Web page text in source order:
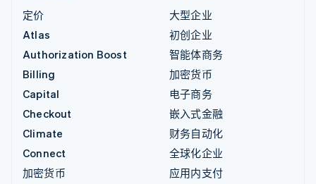
定价
Atlas
Authorization Boost
Billing
Capital
Checkout
Climate
Connect
加密货币
大型企业
初创企业
智能体商务
加密货币
电子商务
嵌入式金融
财务自动化
全球化企业
应用内支付